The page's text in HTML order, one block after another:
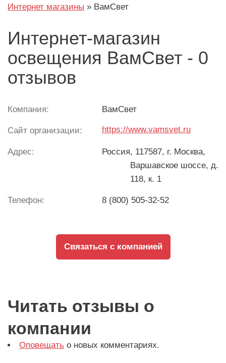
Интернет магазины » ВамСвет
Интернет-магазин
освещения ВамСвет - 0
отзывов
Компания: ВамСвет
Сайт организации: https://www.vamsvet.ru
Адрес: Россия, 117587, г. Москва,
Варшавское шоссе, д.
118, к. 1
Телефон: 8 (800) 505-32-52
Связаться с компанией
Читать отзывы о
компании
Оповещать о новых комментариях.